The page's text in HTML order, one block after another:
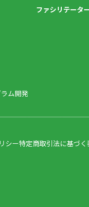
ム開発
ファシリテータ
シー特定商取引法に基づく